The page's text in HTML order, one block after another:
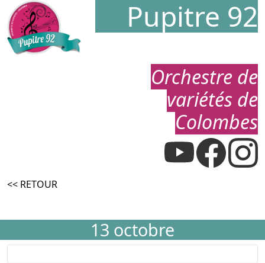
Pupitre 92
Orchestre de
variétés de
Colombes
<< RETOUR
13 octobre